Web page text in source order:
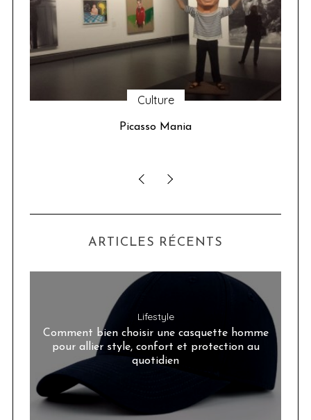
Culture
Picasso Mania
ARTICLES RÉCENTS
Lifestyle
Comment bien choisir une casquette homme
pour allier style, confort et protection au
quotidien